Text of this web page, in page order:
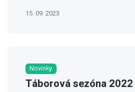
15. 09. 2023
Novinky
Táborová sezóna 2022